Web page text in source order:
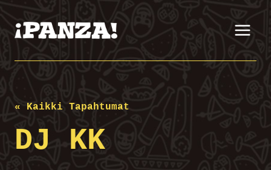
sisältöön
« Kaikki Tapahtumat
DJ KK